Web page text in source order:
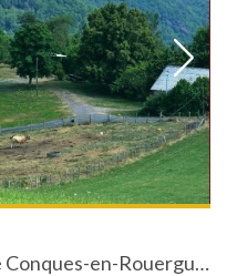
Gîte en location, situé près de Conques-en-Rouergue, en Aveyron